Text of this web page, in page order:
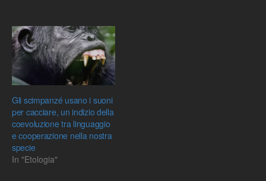
Gli scimpanzé usano i suoni
per cacciare, un indizio della
coevoluzione tra linguaggio
e cooperazione nella nostra
specie
In "Etologia"